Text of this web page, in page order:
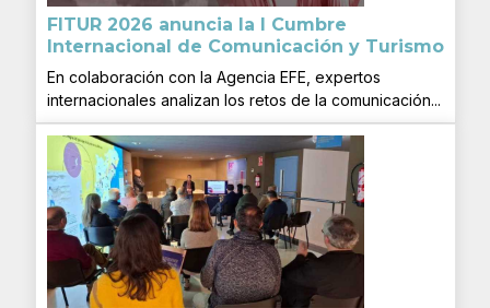
FITUR 2026 anuncia la I Cumbre
Internacional de Comunicación y Turismo
En colaboración con la Agencia EFE, expertos
internacionales analizan los retos de la comunicación...